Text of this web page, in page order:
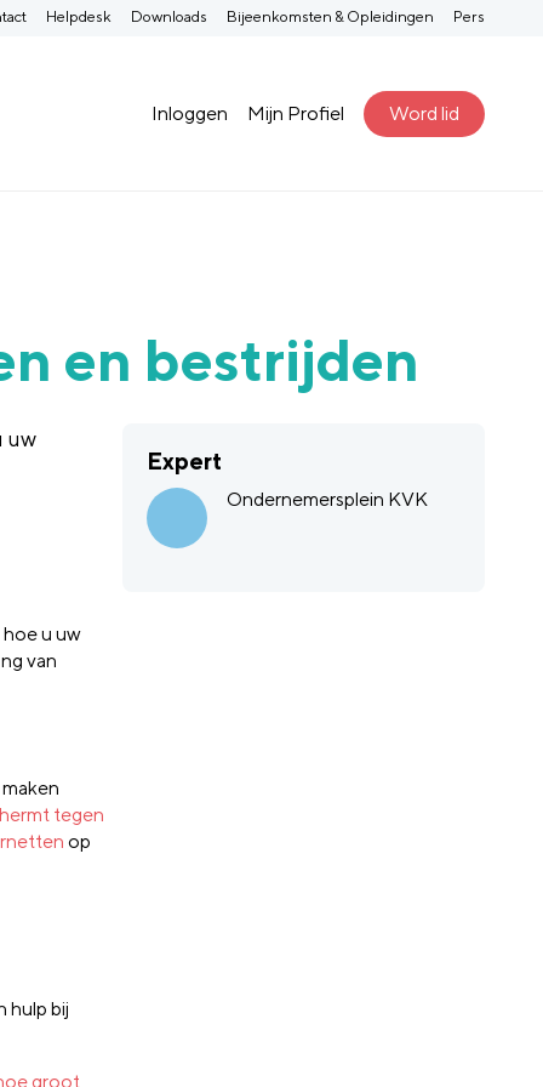
Inloggen Mijn Profiel Word lid
Helpdesk Downloads Bijeenkomsten & Opleidingen Pers
en bestrijden
uw
Expert
Ondernemersplein KVK
u uw
van
tegen
op
hulp bij
groot